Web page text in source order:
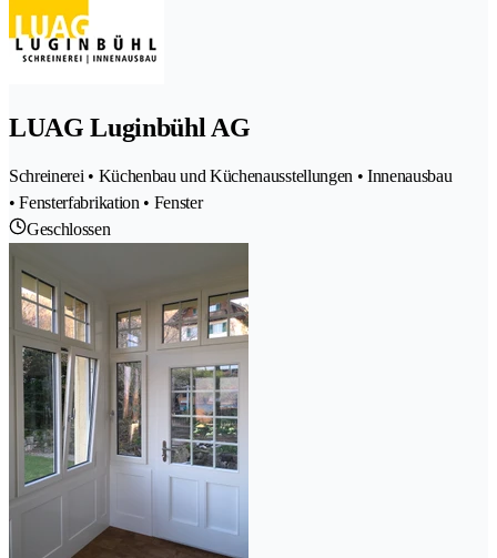
LUAG Luginbühl AG
Schreinerei • Küchenbau und Küchenausstellungen • Innenausbau
• Fensterfabrikation • Fenster
Geschlossen